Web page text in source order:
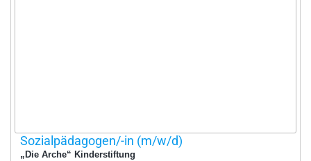
Sozialpädagogen/-in (m/w/d)
„Die Arche“ Kinderstiftung